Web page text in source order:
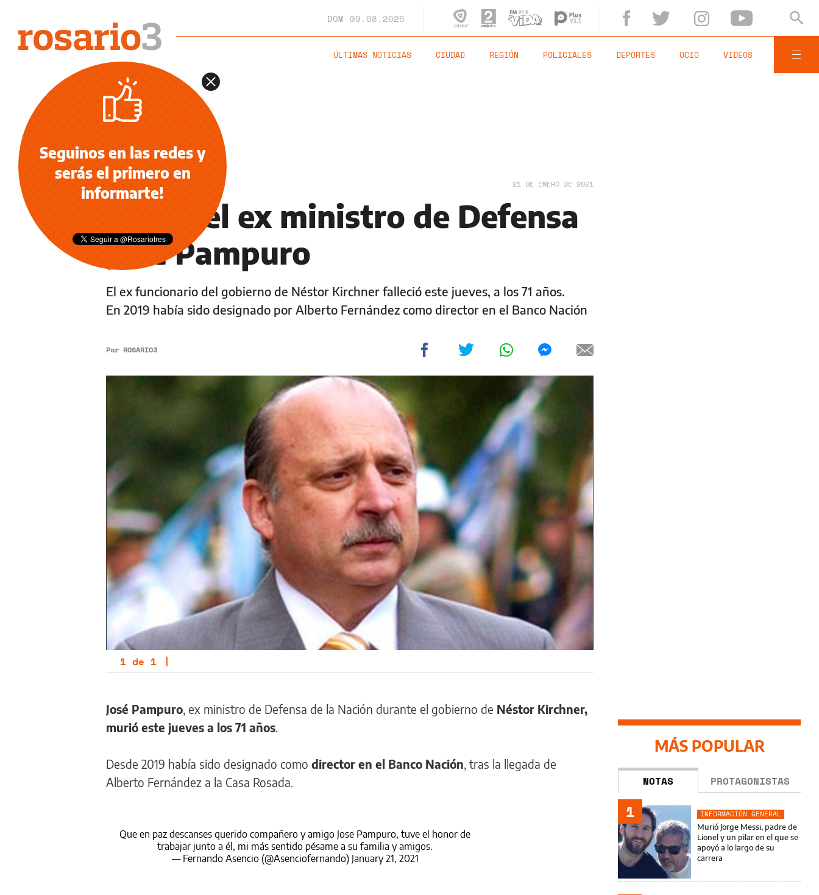
DOM 09.08.2026
ÚLTIMAS NOTICIAS CIUDAD REGIÓN POLICIALES DEPORTES OCIO VIDEOS
INFORMACIÓN GENERAL 21 DE ENERO DE 2021
Murió el ex ministro de Defensa
José Pampuro
El ex funcionario del gobierno de Néstor Kirchner falleció este jueves, a los 71 años.
En 2019 había sido designado por Alberto Fernández como director en el Banco Nación
Por ROSARIO3
1 de 1 |
José Pampuro , ex ministro de Defensa de la Nación durante el gobierno de Néstor Kirchner,
murió este jueves a los 71 años
Desde 2019 había sido designado como director en el Banco Nación , tras la llegada de
Alberto Fernández a la Casa Rosada.
Que en paz descanses querido compañero y amigo Jose Pampuro, tuve el honor de
trabajar junto a él, mi más sentido pésame a su familia y amigos.
— Fernando Asencio (@Asenciofernando) January 21, 2021
MÁS POPULAR
NOTAS PROTAGONISTAS
1
INFORMACIÓN GENERAL
Murió Jorge Messi, padre de
Lionel y un pilar en el que se
apoyó a lo largo de su
carrera
Seguinos en las redes y
serás el primero en
informarte!